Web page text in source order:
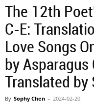
The 12th
C-E:
Love Songs
by
Translated by
By Sophy Chen - 2024-02-20